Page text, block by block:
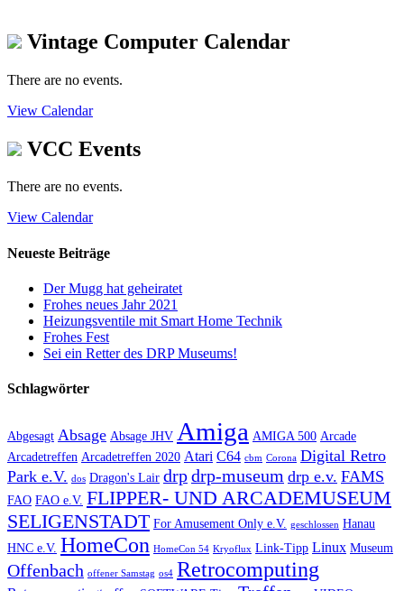
Vintage Computer Calendar
There are no events.
View Calendar
VCC Events
There are no events.
View Calendar
Neueste Beiträge
Der Mugg hat geheiratet
Frohes neues Jahr 2021
Heizungsventile mit Smart Home Technik
Frohes Fest
Sei ein Retter des DRP Museums!
Schlagwörter
Abgesagt Absage Absage JHV Amiga AMIGA 500 Arcade
Arcadetreffen Arcadetreffen 2020 Atari C64 cbm Corona Digital Retro
Park e.V. dos Dragon's Lair drpdrp-museum drp e.v. FAMS
FAO FAO e.V. FLIPPER- UND ARCADEMUSEUM
SELIGENSTADT For Amusement Only e.V. geschlossen Hanau
HNC e.V. HomeCon HomeCon 54 Kryoflux Link-Tipp Linux Museum
Offenbach offener Samstag os4 Retrocomputing